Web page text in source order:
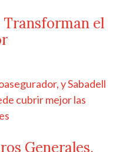
el
Generales,